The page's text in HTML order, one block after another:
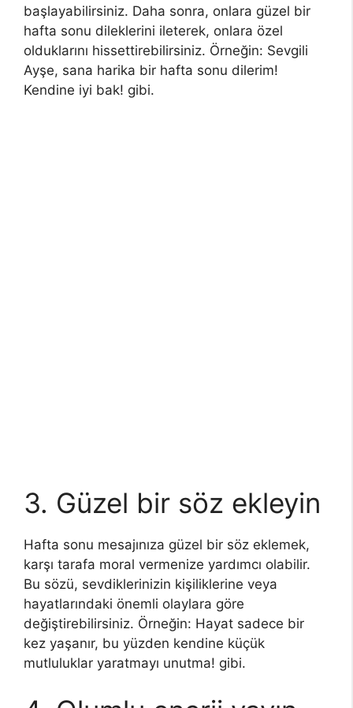
başlayabilirsiniz. Daha sonra, onlara güzel bir
hafta sonu dileklerini ileterek, onlara özel
olduklarını hissettirebilirsiniz. Örneğin: Sevgili
Ayşe, sana harika bir hafta sonu dilerim!
Kendine iyi bak! gibi.
3. Güzel bir söz ekleyin
Hafta sonu mesajınıza güzel bir söz eklemek,
karşı tarafa moral vermenize yardımcı olabilir.
Bu sözü, sevdiklerinizin kişiliklerine veya
hayatlarındaki önemli olaylara göre
değiştirebilirsiniz. Örneğin: Hayat sadece bir
kez yaşanır, bu yüzden kendine küçük
mutluluklar yaratmayı unutma! gibi.